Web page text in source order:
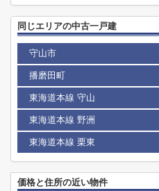
同じエリアの中古一戸建
守山市
播磨田町
東海道本線 守山
東海道本線 野洲
東海道本線 栗東
価格と住所の近い物件